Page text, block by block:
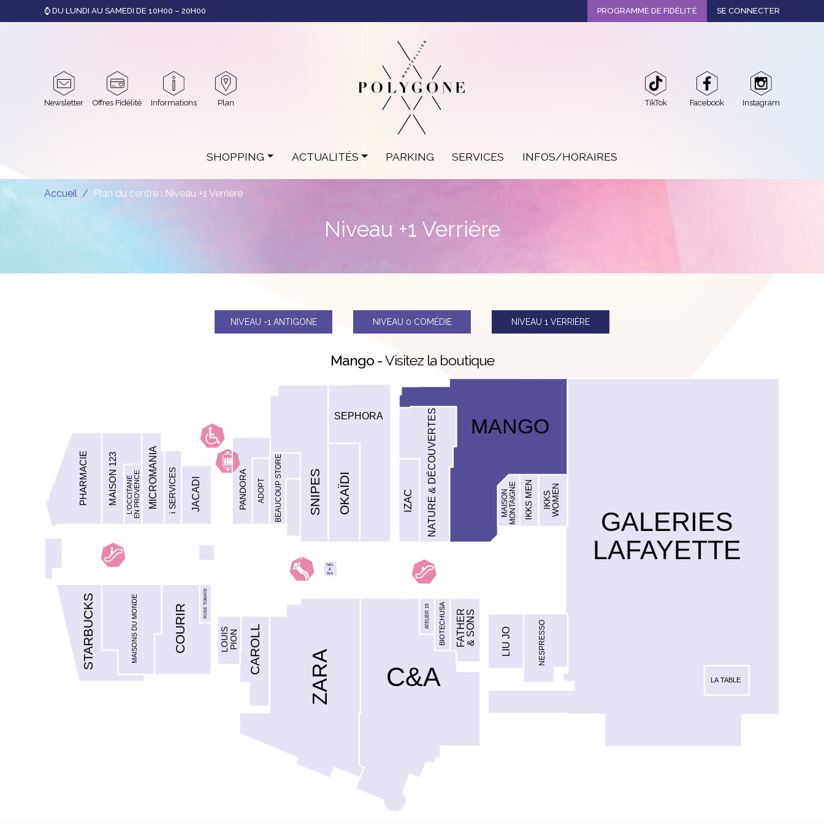
⌚ DU LUNDI AU SAMEDI DE 10H00 – 20H00 PROGRAMME DE FIDÉLITÉ SE CONNECTER
Newsletter Offres Fidélité Informations Plan TikTok Facebook Instagram
SHOPPING ACTUALITÉS PARKING SERVICES INFOS/HORAIRES
Accueil Plan du centre : Niveau +1 Verrière
Niveau +1 Verrière
NIVEAU -1 ANTIGONE NIVEAU 0 COMÉDIE NIVEAU 1 VERRIÈRE
Mango -Visitez la boutique